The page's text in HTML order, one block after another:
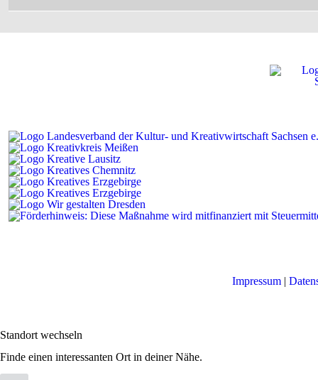
Impressum |
Standort wechseln
Finde einen interessanten Ort in deiner Nähe.